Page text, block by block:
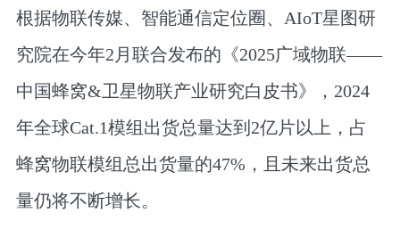
根据物联传媒、智能通信定位圈、AIoT星图研
究院在今年2月联合发布的《2025广域物联——
中国蜂窝&卫星物联产业研究白皮书》，2024
年全球Cat.1模组出货总量达到2亿片以上，占
蜂窝物联模组总出货量的47%，且未来出货总
量仍将不断增长。